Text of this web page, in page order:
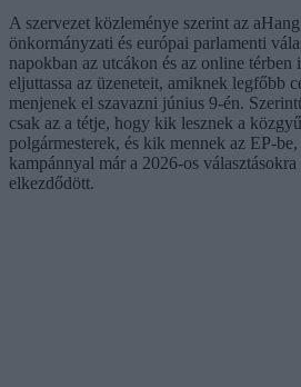
A szervezet közleménye szerint az
önkormányzati és európai parlamenti
napokban az utcákon és az online térben
eljuttassa az üzeneteit, amiknek legfőbb
menjenek el szavazni június 9-én.
csak az a tétje, hogy kik lesznek a
polgármesterek, és kik mennek az EP-be,
kampánnyal már a 2026-os
elkezdődött.